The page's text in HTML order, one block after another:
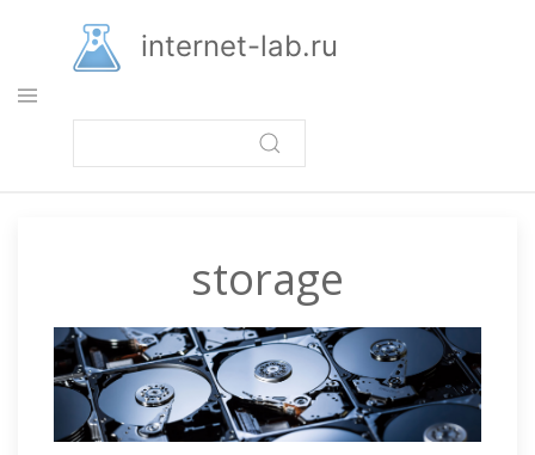
основному
содержанию
internet-lab.ru
storage